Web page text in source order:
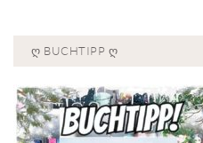
Ღ BUCHTIPP Ღ